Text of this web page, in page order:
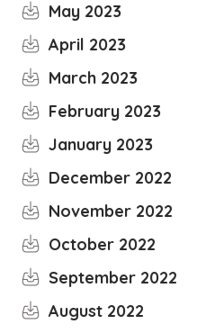
May 2023
April 2023
March 2023
February 2023
January 2023
December 2022
November 2022
October 2022
September 2022
August 2022